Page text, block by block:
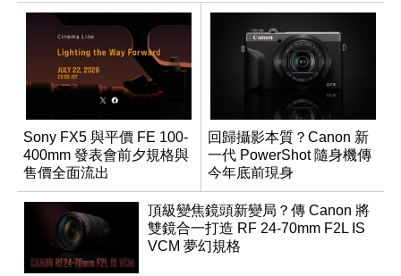
Sony FX5 與平價 FE 100-
400mm 發表會前夕規格與
售價全面流出
回歸攝影本質？Canon 新
一代 PowerShot 隨身機傳
今年底前現身
頂級變焦鏡頭新變局？傳 Canon 將
雙鏡合一打造 RF 24-70mm F2L IS
VCM 夢幻規格